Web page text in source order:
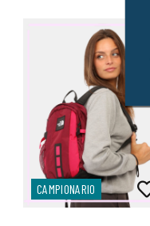
CAMPIONARIO